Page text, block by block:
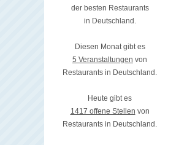
der besten Restaurants
in Deutschland.
Diesen Monat gibt es
5 Veranstaltungen von
Restaurants in Deutschland.
Heute gibt es
1417 offene Stellen von
Restaurants in Deutschland.